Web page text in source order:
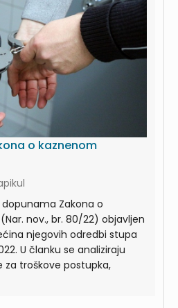
o kaznenom
Zakona o
nov., br. 80/22) objavljen
njegovih odredbi stupa
U članku se analiziraju
troškove postupka,